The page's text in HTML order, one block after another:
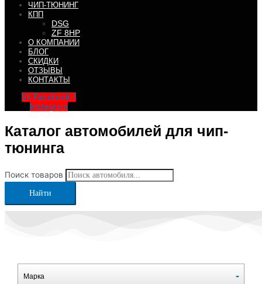
ЧИП-ТЮНИНГ
КПП
DSG
ZF 8HP
О КОМПАНИИ
БЛОГ
СКИДКИ
ОТЗЫВЫ
КОНТАКТЫ
Vk Facebook-f
Instagram
Каталог автомобилей для чип-
тюнинга
Поиск товаров
Найти